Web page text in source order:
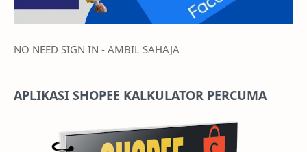
NO NEED SIGN IN - AMBIL SAHAJA
APLIKASI SHOPEE KALKULATOR PERCUMA